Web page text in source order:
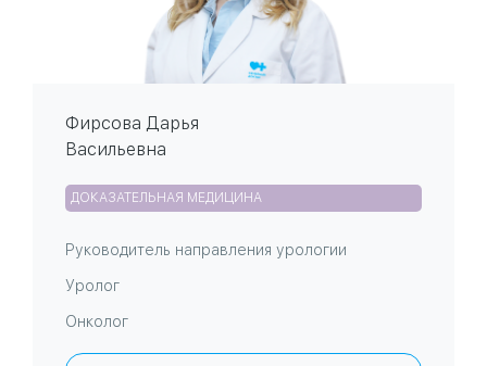
Фирсова Дарья
Васильевна
ДОКАЗАТЕЛЬНАЯ МЕДИЦИНА
Руководитель направления урологии
Уролог
Онколог